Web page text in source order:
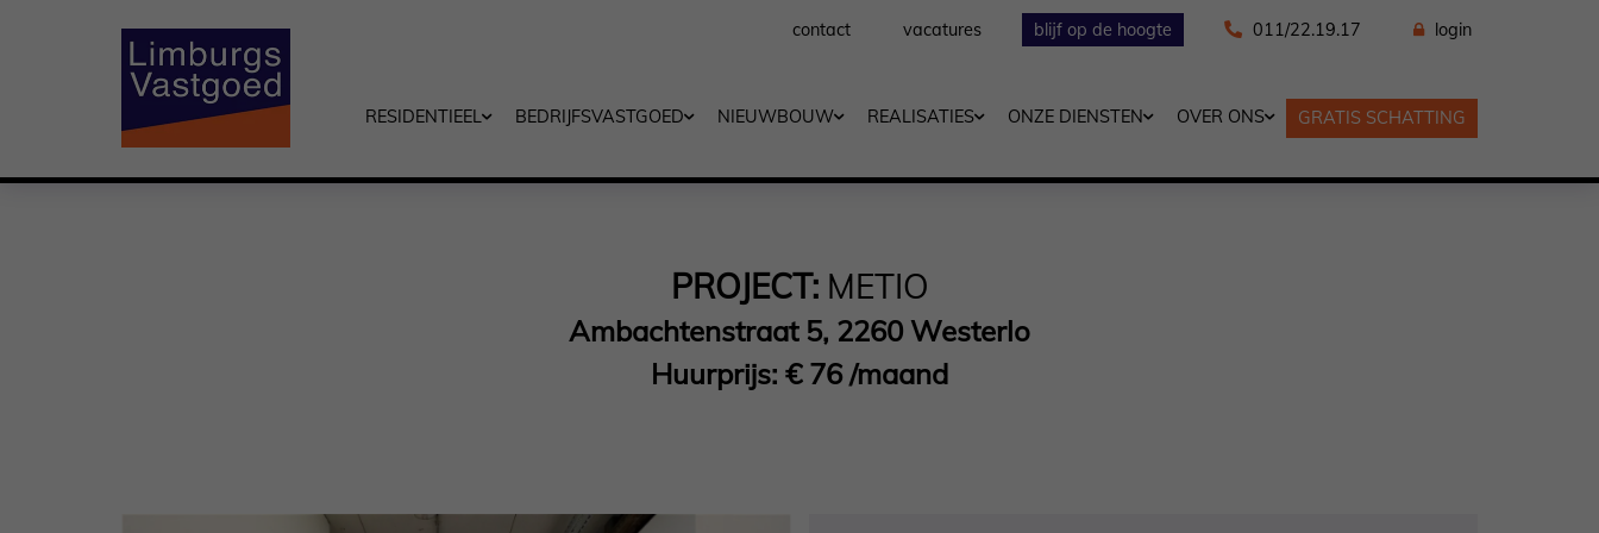
contact vacatures blijf op de hoogte 011/22.19.17 login
RESIDENTIEEL BEDRIJFSVASTGOED NIEUWBOUW REALISATIES ONZE DIENSTEN OVER ONS GRATIS SCHATTING
PROJECT: METIO
Ambachtenstraat 5, 2260 Westerlo
Huurprijs: € 76 /maand